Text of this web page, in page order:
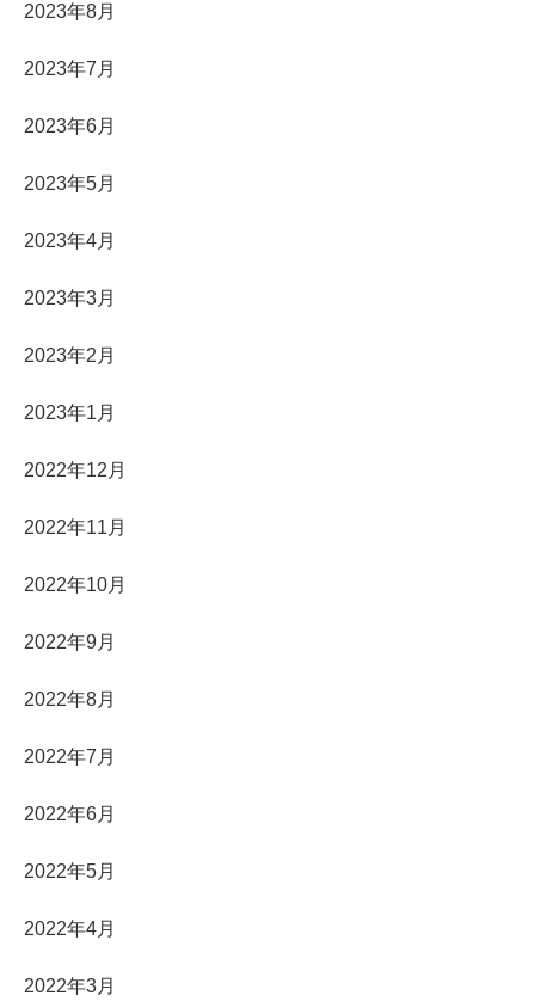
2023年8月
2023年7月
2023年6月
2023年5月
2023年4月
2023年3月
2023年2月
2023年1月
2022年12月
2022年11月
2022年10月
2022年9月
2022年8月
2022年7月
2022年6月
2022年5月
2022年4月
2022年3月